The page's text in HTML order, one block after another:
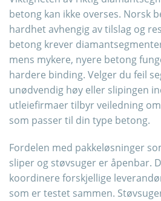
betong kan ikke overses. Norsk
hardhet avhengig av tilslag og
betong krever
mens mykere, nyere betong
hardere binding. Velger du feil
unødvendig høy eller slipingen
utleiefirmaer tilbyr veiledning
som passer til din type betong.
Fordelen med pakkeløsninger
sliper og støvsuger er åpenbar.
koordinere forskjellige
som er testet sammen.